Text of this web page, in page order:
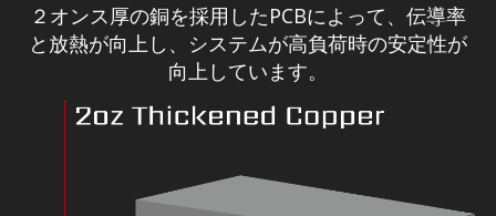
２オンス厚の銅を採用したPCBによって、伝導率
と放熱が向上し、システムが高負荷時の安定性が
向上しています。